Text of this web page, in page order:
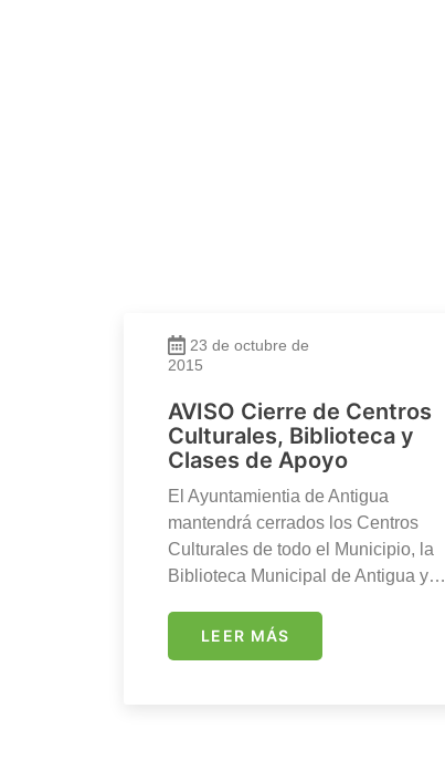
23 de octubre de
2015
AVISO Cierre de Centros
Culturales, Biblioteca y
Clases de Apoyo
El Ayuntamientia de Antigua
mantendrá cerrados los Centros
Culturales de todo el Municipio, la
Biblioteca Municipal de Antigua y…
LEER MÁS